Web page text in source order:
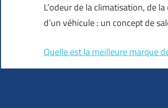
L’odeur de la climatisation, de
d’un véhicule : un concept de
Quelle est la meilleure marque